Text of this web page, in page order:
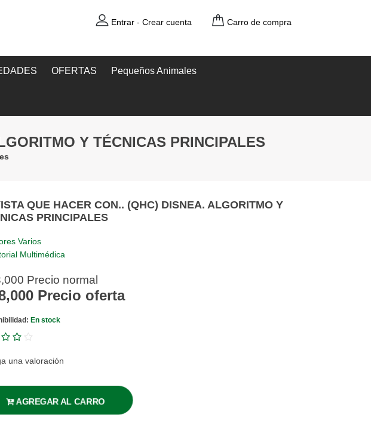
Entrar- Crear cuenta Carro de compra
OFERTAS Pequeños Animales
Y TÉCNICAS PRINCIPALES
QUE HACER CON.. (QHC) DISNEA. ALGORITMO Y
PRINCIPALES
Varios
Multimédica
Precio normal
Precio oferta
En stock
una valoración
AGREGAR AL CARRO